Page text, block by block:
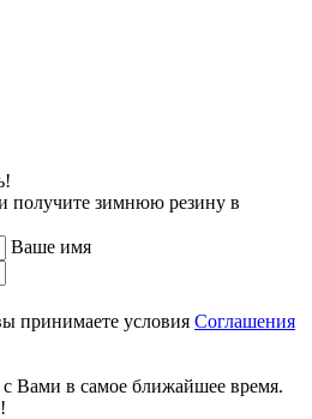
получите зимнюю резину в
Ваше имя
принимаете условия Соглашения
Вами в самое ближайшее время.